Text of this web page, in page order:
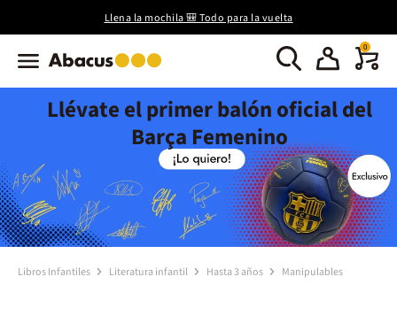
Llena la mochila 🎒 Todo para la vuelta
0
Llévate el primer balón oficial del
Barça Femenino
Libros Infantiles Literatura infantil Hasta 3 años Manipulables